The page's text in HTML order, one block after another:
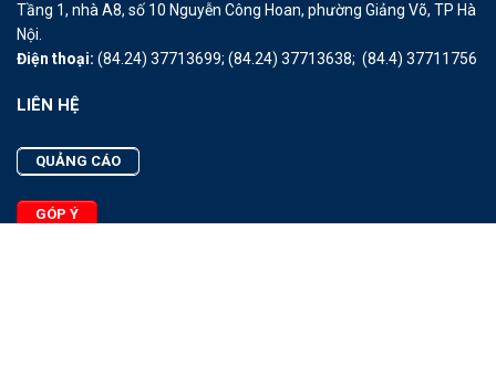
Tầng 1, nhà A8, số 10 Nguyễn Công Hoan, phường Giảng Võ, TP Hà
Nội.
Điện thoại: (84.24) 37713699; (84.24) 37713638; (84.4) 37711756
LIÊN HỆ
QUẢNG CÁO
GÓP Ý